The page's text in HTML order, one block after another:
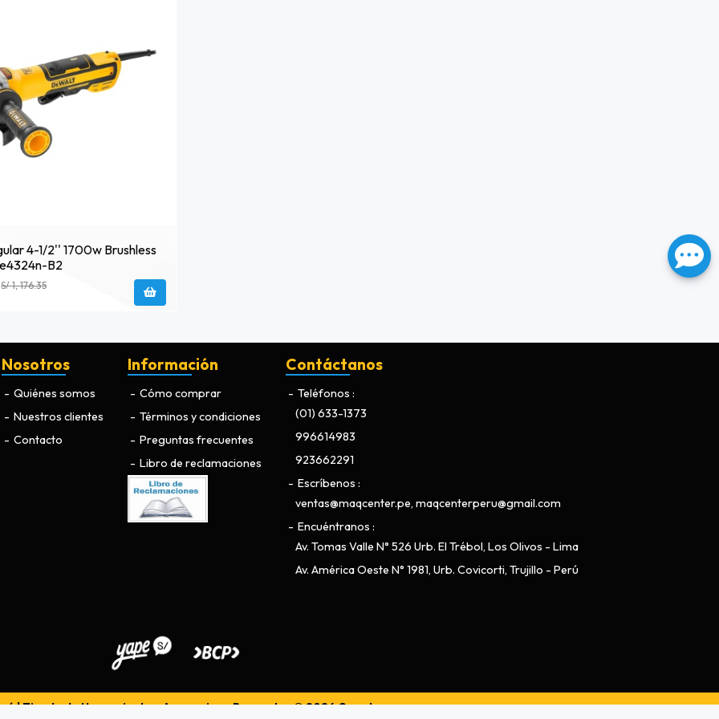
4-1/2'' 1700w Brushless
B2
S/ 1, 176.35
Nosotros
Quiénes somos
Nuestros clientes
Contacto
Información
Cómo comprar
Términos y condiciones
Preguntas frecuentes
Libro de reclamaciones
Contáctanos
Teléfonos
(01) 633-1373
996614983
923662291
Escríbenos
ventas@maqcenter.pe, maqcenterperu@gmail.com
Encuéntranos
Av. Tomas Valle N° 526 Urb. El Trébol, Los Olivos - Lima
Av. América Oeste N° 1981, Urb. Covicorti, Trujillo - Perú
| Tienda de Herramientas, Accesorios y Repuestos © 2026Creado porBsale